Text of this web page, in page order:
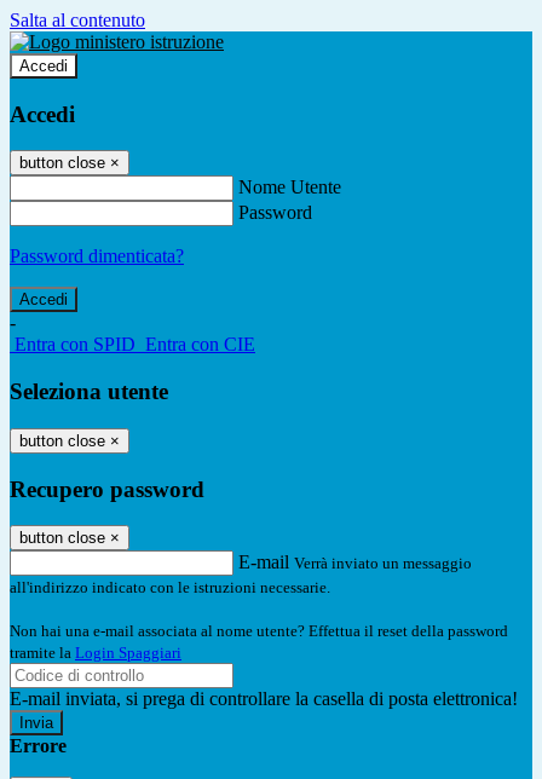
Salta al contenuto
Accedi
Accedi
button close ×
Nome Utente
Password
Password dimenticata?
-
Entra con SPID Entra con CIE
Seleziona utente
button close ×
Recupero password
button close ×
E-mail Verrà inviato un messaggio
all'indirizzo indicato con le istruzioni necessarie.
Non hai una e-mail associata al nome utente? Effettua il reset della password
tramite la Login Spaggiari
E-mail inviata, si prega di controllare la casella di posta elettronica!
Errore